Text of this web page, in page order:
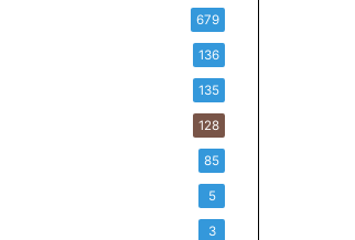
679
136
135
128
85
5
3